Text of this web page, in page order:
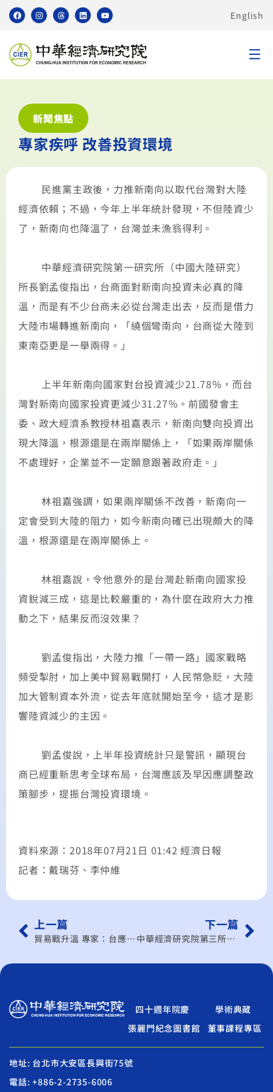
English
新聞焦點
專家疾呼 改善投資環境
民進黨主政後，力推新南向以取代台灣對大陸
經濟依賴；不過，今年上半年統計發現，不但陸資少
了，新南向也降溫了，台灣並未漁翁得利。
中華經濟研究院第一研究所（中國大陸研究）
所長劉孟俊指出，台商面對新南向投資未必真的降
溫，而是有不少台商未必從台灣走出去，反而是借力
大陸市場轉進新南向，「繞個彎南向，台商從大陸到
東南亞更是一舉兩得。」
上半年新南向國家對台投資減少21.78％，而台
灣對新南向國家投資更減少31.27％。前國發會主
委、政大經濟系教授林祖嘉表示，新南向雙向投資出
現大降溫，根源還是在兩岸關係上，「如果兩岸關係
不處理好，企業並不一定願意跟著政府走。」
​​​​​​​林祖嘉強調，如果兩岸關係不改善，新南向一
定會受到大陸的阻力，如今新南向確已出現頗大的降
溫，根源還是在兩岸關係上。
​​​​​​​林祖嘉說，令他意外的是台灣赴新南向國家投
資銳減三成，這是比較嚴重的，為什麼在政府大力推
動之下，結果反而沒效果？
劉孟俊指出，大陸力推「一帶一路」國家戰略
頻受掣肘，加上美中貿易戰開打，人民幣急貶，大陸
加大管制資本外流，從去年底就開始至今，這才是影
響陸資減少的主因。
劉孟俊說，上半年投資統計只是警訊，顯現台
商已經重新思考全球布局，台灣應該及早因應調整政
策腳步，提振台灣投資環境。
資料來源：2018年07月21日 01:42 經濟日報
記者：戴瑞芬、李仲維
上一篇
貿易戰升溫 專家：台應加速擴大內需
下一篇
中華經濟研究院第三所急徵全日專任研究助理1名
四十週年院慶
學術典藏
張麗門紀念圖書館
董事課程專區
地址: 台北市大安區長興街75號
電話: +886-2-2735-6006